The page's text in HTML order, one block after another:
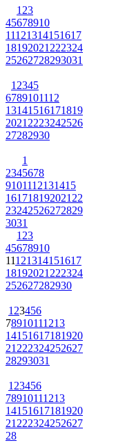
123
45678910
11121314151617
18192021222324
25262728293031
12345
6789101112
13141516171819
20212223242526
27282930
1
2345678
9101112131415
16171819202122
23242526272829
3031
123
45678910
11121314151617
18192021222324
252627282930
123456
78910111213
14151617181920
21222324252627
28293031
123456
78910111213
14151617181920
21222324252627
28